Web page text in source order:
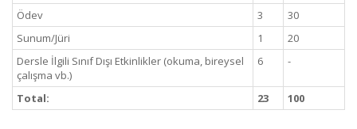
Ödev
3
30
Sunum/Jüri
1
20
Dersle İlgili Sınıf Dışı Etkinlikler (okuma, bireysel
çalışma vb.)
6 -
Total: 23 100